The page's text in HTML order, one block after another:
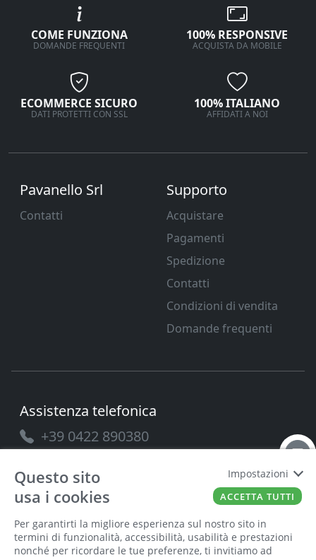
COME FUNZIONA
DOMANDE FREQUENTI
100% RESPONSIVE
ACQUISTA DA MOBILE
ECOMMERCE SICURO
DATI PROTETTI CON SSL
100% ITALIANO
AFFIDATI A NOI
Pavanello Srl
Contatti
Supporto
Acquistare
Pagamenti
Spedizione
Contatti
Condizioni di vendita
Domande frequenti
Assistenza telefonica
+39 0422 890380
Questo sito
usa i cookies
Per garantirti la migliore esperienza sul nostro sito in
termini di funzionalità, accessibilità, usabilità e prestazioni
nonché per ricordare le tue preferenze, ti invitiamo ad
Impostazioni
ACCETTA TUTTI